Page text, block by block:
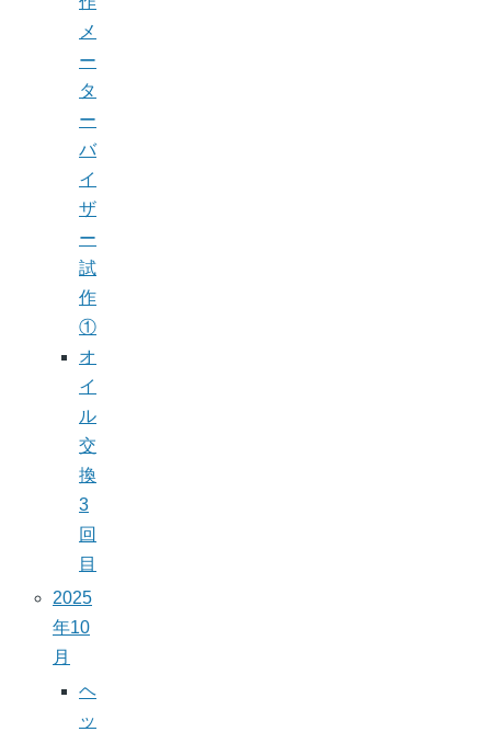
メ
ー
タ
ー
バ
イ
ザ
ー
試
作
①
オ
イ
ル
交
換
3
回
目
2025
年10
月
ヘ
ッ